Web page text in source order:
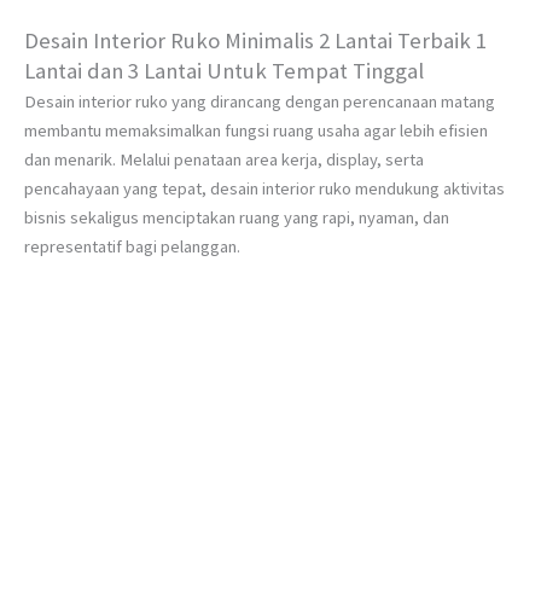
Desain Interior Ruko Minimalis 2 Lantai Terbaik 1
Lantai dan 3 Lantai Untuk Tempat Tinggal
Desain interior ruko yang dirancang dengan perencanaan matang
membantu memaksimalkan fungsi ruang usaha agar lebih efisien
dan menarik. Melalui penataan area kerja, display, serta
pencahayaan yang tepat, desain interior ruko mendukung aktivitas
bisnis sekaligus menciptakan ruang yang rapi, nyaman, dan
representatif bagi pelanggan.